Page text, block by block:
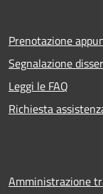
Prenotazione
Segnalazione
Leggi le FAQ
Richiesta
Amministrazione